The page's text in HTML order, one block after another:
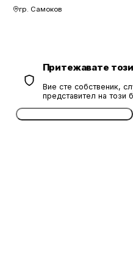
гр. Самоков
Притежавате
Вие сте собственик,
представител на този